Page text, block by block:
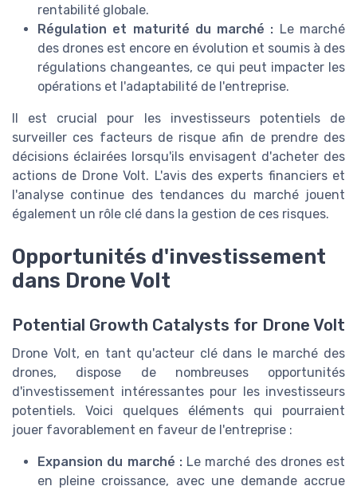
rentabilité globale.
Régulation et maturité du marché : Le marché
des drones est encore en évolution et soumis à des
régulations changeantes, ce qui peut impacter les
opérations et l'adaptabilité de l'entreprise.
Il est crucial pour les investisseurs potentiels de
surveiller ces facteurs de risque afin de prendre des
décisions éclairées lorsqu'ils envisagent d'acheter des
actions de Drone Volt. L'avis des experts financiers et
l'analyse continue des tendances du marché jouent
également un rôle clé dans la gestion de ces risques.
Opportunités d'investissement
dans Drone Volt
Potential Growth Catalysts for Drone Volt
Drone Volt, en tant qu'acteur clé dans le marché des
drones, dispose de nombreuses opportunités
d'investissement intéressantes pour les investisseurs
potentiels. Voici quelques éléments qui pourraient
jouer favorablement en faveur de l'entreprise :
Expansion du marché :Le marché des drones est
en pleine croissance, avec une demande accrue